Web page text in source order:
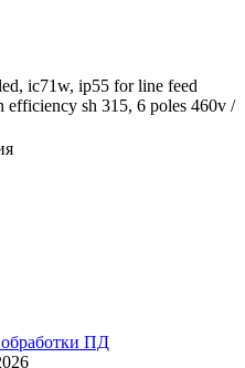
ic71w, ip55 for line feed
efficiency sh 315, 6 poles 460v /
ПД